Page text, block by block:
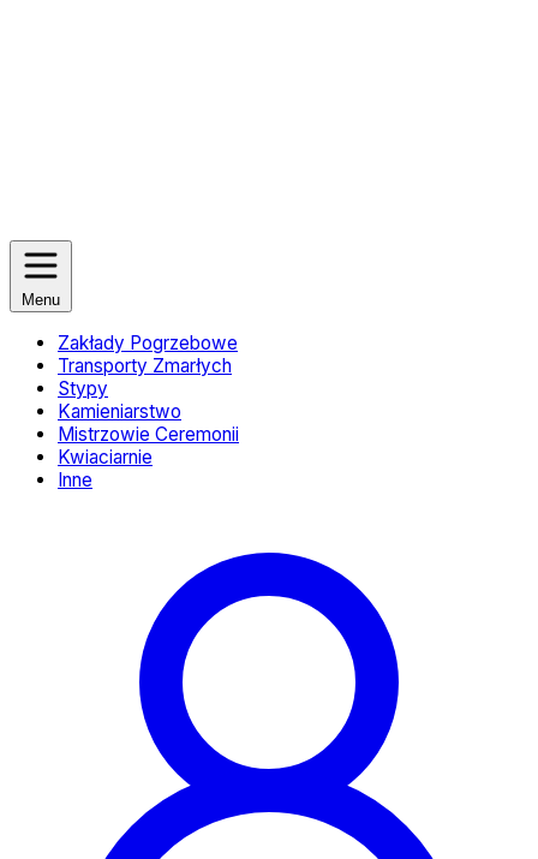
Menu
Zakłady Pogrzebowe
Transporty Zmarłych
Stypy
Kamieniarstwo
Mistrzowie Ceremonii
Kwiaciarnie
Inne